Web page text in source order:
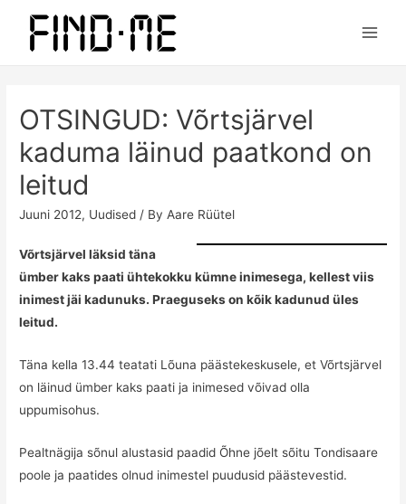
OTSINGUD: Võrtsjärvel
kaduma läinud paatkond on
leitud
Juuni 2012, Uudised / ByAare Rüütel
Võrtsjärvel läksid täna
ümber kaks paati ühtekokku kümne inimesega, kellest viis
inimest jäi kadunuks. Praeguseks on kõik kadunud üles
leitud.
Täna kella 13.44 teatati Lõuna päästekeskusele, et Võrtsjärvel
on läinud ümber kaks paati ja inimesed võivad olla
uppumisohus.
Pealtnägija sõnul alustasid paadid Õhne jõelt sõitu Tondisaare
poole ja paatides olnud inimestel puudusid päästevestid.